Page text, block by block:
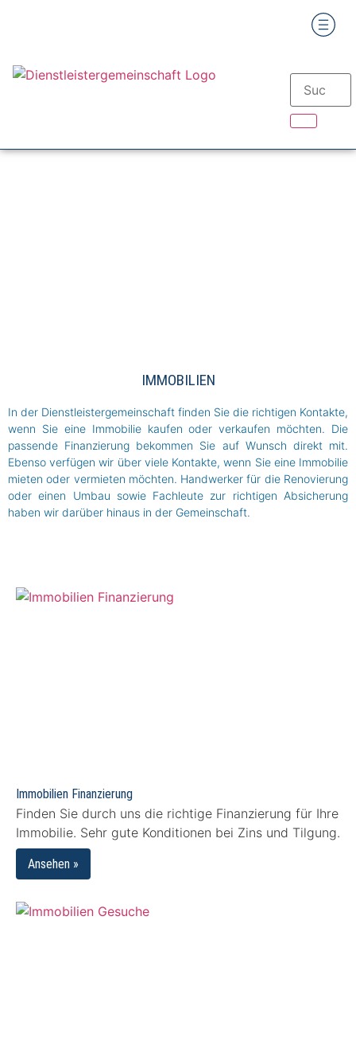
IMMOBILIEN
In der Dienstleistergemeinschaft finden Sie die richtigen Kontakte,
wenn Sie eine Immobilie kaufen oder verkaufen möchten. Die
passende Finanzierung bekommen Sie auf Wunsch direkt mit.
Ebenso verfügen wir über viele Kontakte, wenn Sie eine Immobilie
mieten oder vermieten möchten. Handwerker für die Renovierung
oder einen Umbau sowie Fachleute zur richtigen Absicherung
haben wir darüber hinaus in der Gemeinschaft.
Immobilien Finanzierung
Finden Sie durch uns die richtige Finanzierung für Ihre
Immobilie. Sehr gute Konditionen bei Zins und Tilgung.
Ansehen »